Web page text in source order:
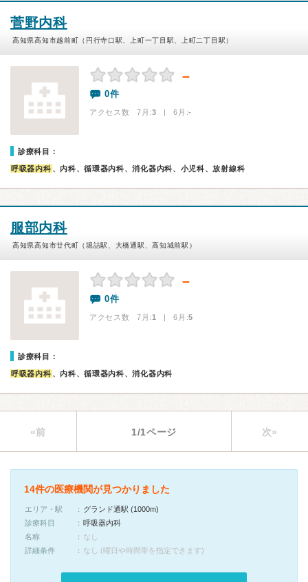
菅野内科
高知県高知市越前町（円行寺口駅、上町一丁目駅、上町二丁目駅）
－
0件
アクセス数 7月:3 | 6月:-
診療科目：
呼吸器内科 、内科、循環器内科、消化器内科、小児科、放射線科
服部内科
高知県高知市廿代町（堀詰駅、大橋通駅、高知城前駅）
－
0件
アクセス数 7月:1 | 6月:5
診療科目：
呼吸器内科 、内科、循環器内科、消化器内科
«前 1/1ページ 次»
14件の医療機関が見つかりました
エリア・駅
グランド通駅 (1000m)
診療科目
呼吸器内科
名称
なし
詳細条件
なし (曜日や時間帯を指定できます)